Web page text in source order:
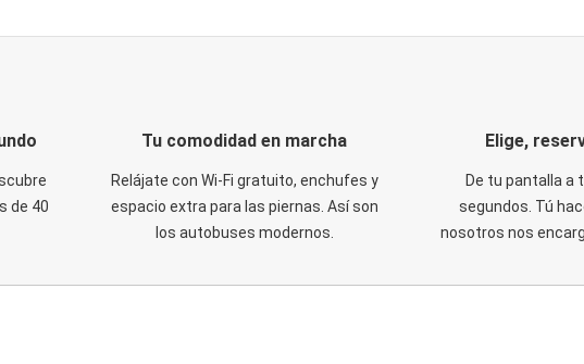
de 40
Tu comodidad en marcha
Relájate con Wi-Fi gratuito, enchufes y
espacio extra para las piernas. Así son
los autobuses modernos.
Elige,
De tu pantalla a
segundos. Tú
nosotros nos